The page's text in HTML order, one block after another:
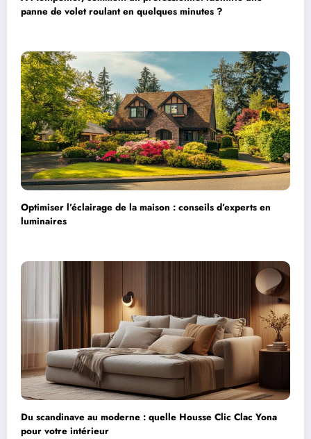
panne de volet roulant en quelques minutes ?
Optimiser l’éclairage de la maison : conseils d’experts en
luminaires
Du scandinave au moderne : quelle Housse Clic Clac Yona
pour votre intérieur